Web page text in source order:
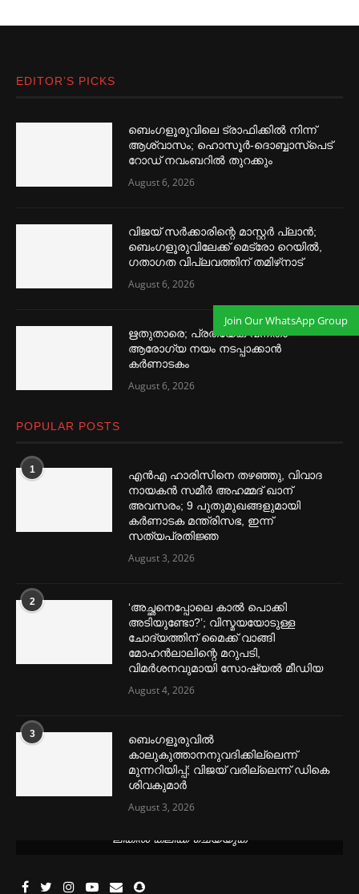
EDITOR’S PICKS
ബെംഗളൂരുവിലെ ട്രാഫിക്കില്‍ നിന്ന്
ആശ്വാസം; ഹൊസൂര്‍-ദൊബ്ബാസ്പെട്
റോഡ് നവംബറില്‍ തുറക്കും
August 6, 2026
വിജയ് സര്‍ക്കാരിന്റെ മാസ്റ്റര്‍ പ്ലാന്‍;
ബെംഗളൂരുവിലേക്ക് മെട്രോ റെയില്‍,
ഗതാഗത വിപ്ലവത്തിന് തമിഴ്‌നാട്
August 6, 2026
ഋതുതാരെ; പ്രത്യേക വനിതാ
ആരോഗ്യ നയം നടപ്പാക്കാൻ
കര്‍ണാടകം
August 6, 2026
POPULAR POSTS
1
എൻഎ ഹാരിസിനെ തഴ‌‍ഞ്ഞു, വിവാദ
നായകൻ സമീര്‍ അഹമ്മദ് ഖാന്
അവസരം; 9 പുതുമുഖങ്ങളുമായി
കര്‍ണാടക മന്ത്രിസഭ, ഇന്ന്
സത്യപ്രതിജ്ഞ
August 3, 2026
2
‘അച്ഛനെപ്പോലെ കാല്‍ പൊക്കി
അടിയുണ്ടോ?’; വിസ്മയയോടുള്ള
ചോദ്യത്തിന് മൈക്ക് വാങ്ങി
മോഹൻലാലിന്റെ മറുപടി,
വിമര്‍ശനവുമായി സോഷ്യല്‍ മീഡിയ
August 4, 2026
3
ബെംഗളൂരുവില്‍
കാലുകുത്താനനുവദിക്കില്ലെന്ന്
മുന്നറിയിപ്പ്; വിജയ് വരില്ലെന്ന് ഡികെ
ശിവകുമാര്‍
August 3, 2026
ലിങ്കിൽ ക്ലിക്ക് ചെയ്യുക
Join Our WhatsApp Group